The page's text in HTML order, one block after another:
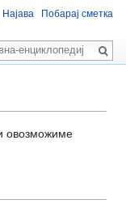
овозможиме
Најава Побарај сметка